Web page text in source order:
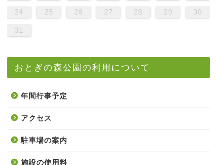
24 25 26 27 28 29 30
31
おとぎの森公園の利用について
年間行事予定
アクセス
駐車場の案内
施設の使用料